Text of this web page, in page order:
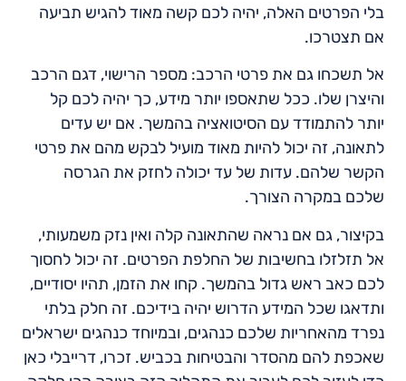
בלי הפרטים האלה, יהיה לכם קשה מאוד להגיש תביעה
אם תצטרכו.
אל תשכחו גם את פרטי הרכב: מספר הרישוי, דגם הרכב
והיצרן שלו. ככל שתאספו יותר מידע, כך יהיה לכם קל
יותר להתמודד עם הסיטואציה בהמשך. אם יש עדים
לתאונה, זה יכול להיות מאוד מועיל לבקש מהם את פרטי
הקשר שלהם. עדות של עד יכולה לחזק את הגרסה
שלכם במקרה הצורך.
בקיצור, גם אם נראה שהתאונה קלה ואין נזק משמעותי,
אל תזלזלו בחשיבות של החלפת הפרטים. זה יכול לחסוך
לכם כאב ראש גדול בהמשך. קחו את הזמן, תהיו יסודיים,
ותדאגו שכל המידע הדרוש יהיה בידיכם. זה חלק בלתי
נפרד מהאחריות שלכם כנהגים, ובמיוחד כנהגים ישראלים
שאכפת להם מהסדר והבטיחות בכביש. זכרו, דרייבלי כאן